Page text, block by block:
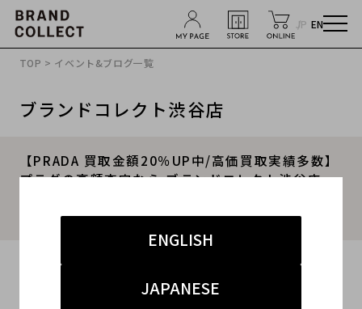
JP EN
ENGLISH
JAPANESE
TOP > イベント&ブログ一覧
ブランドコレクト渋谷店
【PRADA 買取金額20％UP中/高価買取実績多数】
プラダの高額査定なら ブランドコレクト渋谷店
討中の方にお勧めです！
2024.08.27
#買取 #渋谷 ハイブランド